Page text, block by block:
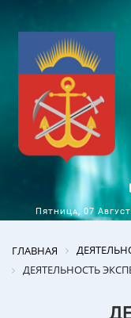
Пятница, 07
ГЛАВНАЯ
ДЕЯТЕЛЬНОСТЬ